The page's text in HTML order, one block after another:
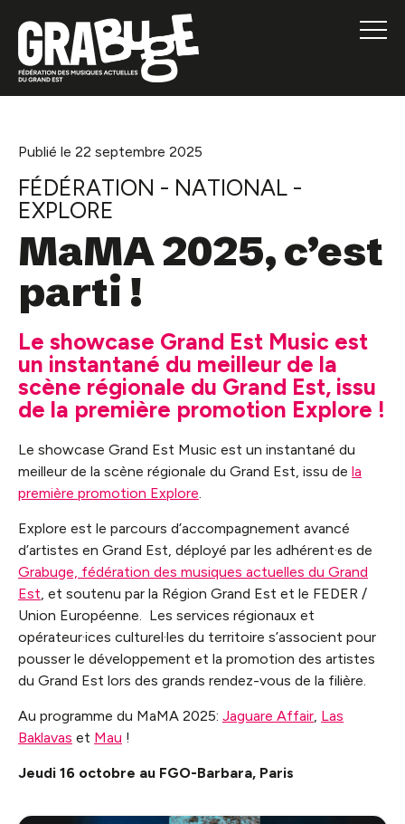
Publié le 22 septembre 2025
FÉDÉRATION - NATIONAL -
EXPLORE
MaMA 2025, c’est
parti !
Le showcase Grand Est Music est
un instantané du meilleur de la
scène régionale du Grand Est, issu
de la première promotion Explore !
Le showcase Grand Est Music est un instantané du
meilleur de la scène régionale du Grand Est, issu de la
première promotion Explore
Explore est le parcours d’accompagnement avancé
d’artistes en Grand Est, déployé par les adhérent·es de
Grabuge, fédération des musiques actuelles du Grand
Est , et soutenu par la Région Grand Est et le FEDER /
Union Européenne. Les services régionaux et
opérateur·ices culturel·les du territoire s’associent pour
pousser le développement et la promotion des artistes
du Grand Est lors des grands rendez-vous de la filière.
Au programme du MaMA 2025: Jaguare Affair Las
Baklavas et Mau !
Jeudi 16 octobre au FGO-Barbara, Paris